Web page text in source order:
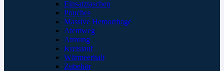
Einsatztaschen
Pouches
Massive Hemorrhage
Atemweg
Atmung
Kreislauf
Wärmeerhalt
Zubehör